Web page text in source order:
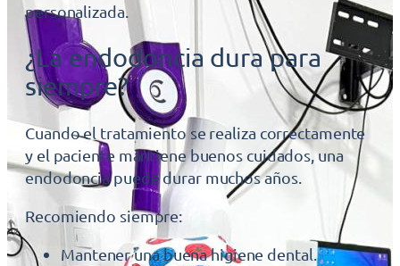
personalizada.
¿La endodoncia dura para
siempre?
Cuando el tratamiento se realiza correctamente
y el paciente mantiene buenos cuidados, una
endodoncia puede durar muchos años.
Recomiendo siempre:
Mantener una buena higiene dental.